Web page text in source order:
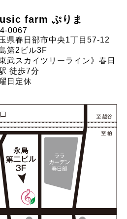
farm ぷりま
0067
県春日部市中央1丁目57-12
第2ビル3F
東武スカイツリーライン》春日
徒歩7分
日定休